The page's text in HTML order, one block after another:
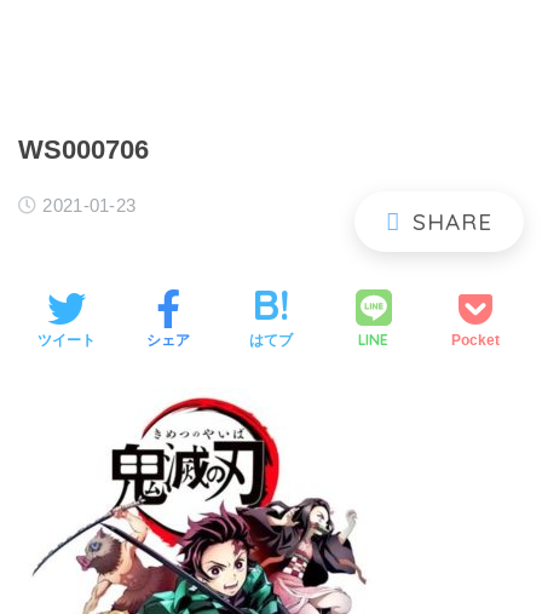
WS000706
2021-01-23
ツイート シェア はてブ LINE Pocket